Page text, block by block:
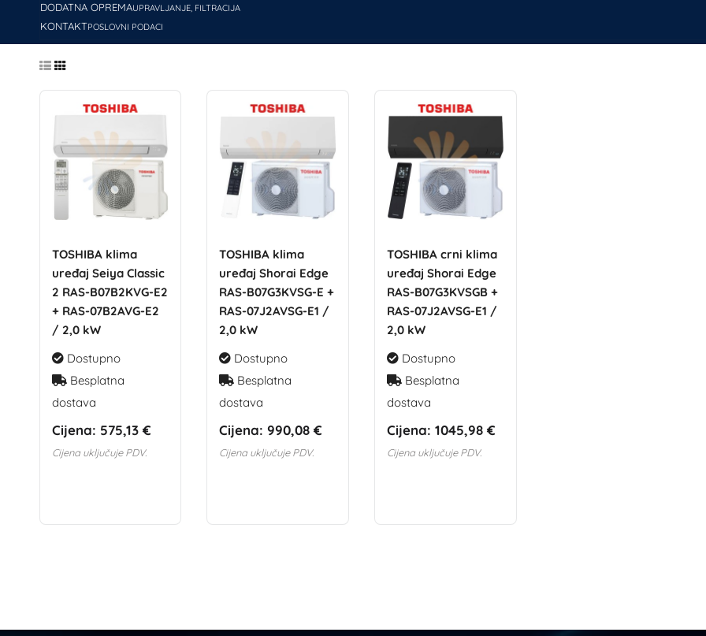
DODATNA OPREMAUPRAVLJANJE, FILTRACIJA
KONTAKTPOSLOVNI PODACI
TOSHIBA klima
uređaj Seiya Classic
2 RAS-B07B2KVG-E2
+ RAS-07B2AVG-E2
/ 2,0 kW
Dostupno
Besplatna
dostava
Cijena: 575,13 €
Cijena uključuje PDV.
TOSHIBA klima
uređaj Shorai Edge
RAS-B07G3KVSG-E +
RAS-07J2AVSG-E1 /
2,0 kW
Dostupno
Besplatna
dostava
Cijena: 990,08 €
Cijena uključuje PDV.
TOSHIBA crni klima
uređaj Shorai Edge
RAS-B07G3KVSGB +
RAS-07J2AVSG-E1 /
2,0 kW
Dostupno
Besplatna
dostava
Cijena: 1045,98 €
Cijena uključuje PDV.